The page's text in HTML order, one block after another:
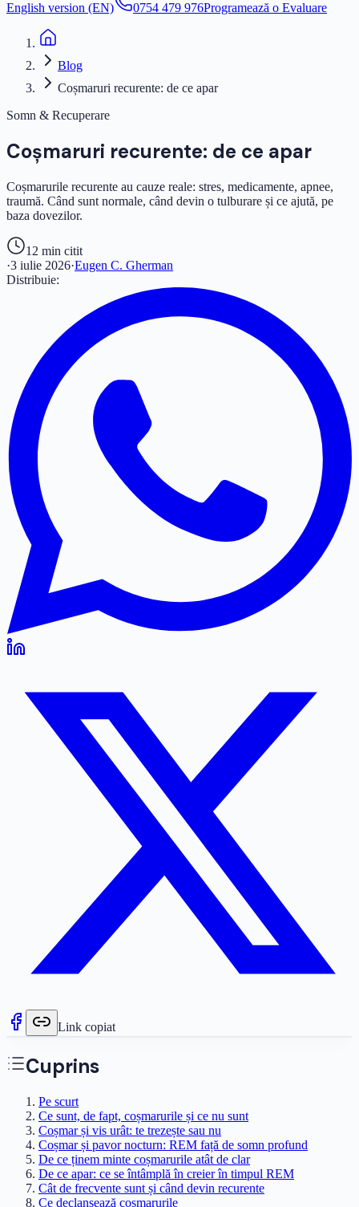
English version (EN)
0754 479 976Programează o Evaluare
Blog
Coșmaruri recurente: de ce apar
Somn & Recuperare
Coșmaruri recurente: de ce apar
Coșmarurile recurente au cauze reale: stres, medicamente, apnee,
traumă. Când sunt normale, când devin o tulburare și ce ajută, pe
baza dovezilor.
12 min citit
·3 iulie 2026·Eugen C. Gherman
Distribuie:
Link copiat
Cuprins
Pe scurt
Ce sunt, de fapt, coșmarurile și ce nu sunt
Coșmar și vis urât: te trezește sau nu
Coșmar și pavor nocturn: REM față de somn profund
De ce ținem minte coșmarurile atât de clar
De ce apar: ce se întâmplă în creier în timpul REM
Cât de frecvente sunt și când devin recurente
Ce declanșează coșmarurile